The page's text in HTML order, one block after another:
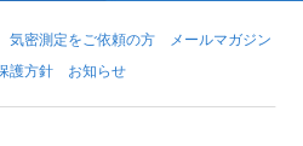
気密測定をご依頼の方
メールマガジン
護方針
お知らせ